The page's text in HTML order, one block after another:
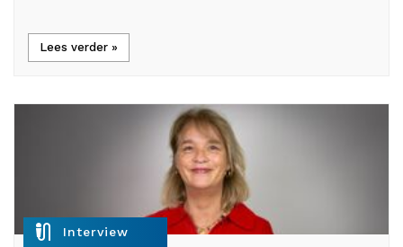
Lees verder »
mic_external_on Interview